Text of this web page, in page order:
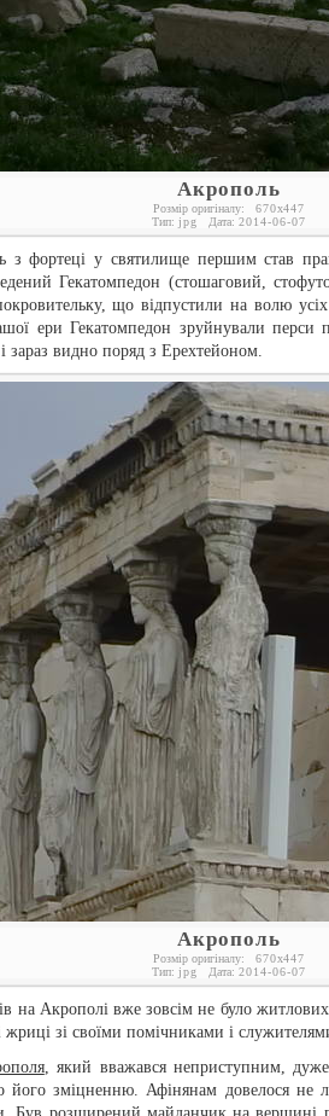
Акрополь
Розмір оригіналу: 670x447
Тип: jpg Дата: 2014-06-07
з фортеці у святилище першим став
Гекатомпедон (стошаговий,
що відпустили на волю
ери Гекатомпедон зруйнували перси
зараз видно поряд з Ерехтейоном.
Акрополь
Розмір оригіналу: 670x447
Тип: jpg Дата: 2014-06-07
на Акрополі вже зовсім не було
зі своїми помічниками і
, який вважався неприступним, дуже
його зміцненню. Афінянам довелося не